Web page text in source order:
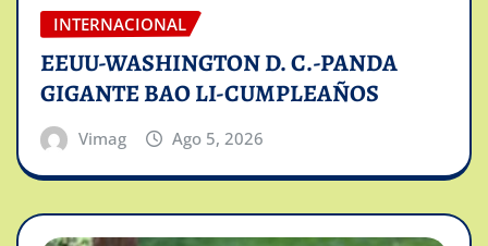
INTERNACIONAL
EEUU-WASHINGTON D. C.-PANDA
GIGANTE BAO LI-CUMPLEAÑOS
Vimag Ago 5, 2026